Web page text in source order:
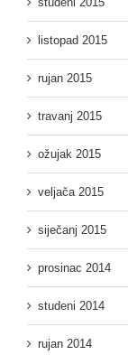
listopad 2015
rujan 2015
travanj 2015
ožujak 2015
veljača 2015
siječanj 2015
prosinac 2014
studeni 2014
rujan 2014